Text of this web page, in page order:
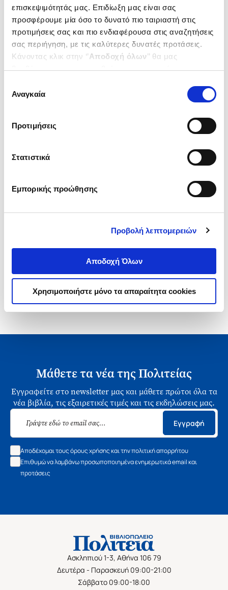
επισκεψιμότητάς μας. Επιδίωξη μας είναι σας
προσφέρουμε μία όσο το δυνατό πιο ταιριαστή στις
προτιμήσεις σας και πιο ενδιαφέρουσα στις αναζητήσεις
σας περιήγηση, με τις καλύτερες δυνατές προτάσεις.
Κάνοντας κλικ στην ‘’Αποδοχή όλων’’ θα μας
βοηθήσετε να ανταποκριθούμε στα παραπάνω.
ενδιαφέρουν και να επιλέξετε από τα παρακάτω με την
΄΄και να ενημερωθείτε σχετικά με
συγκατάθεσης
Αναγκαία
Προτιμήσεις
Στατιστικά
Εμπορικής προώθησης
Προβολή λεπτομερειών
Αποδοχή Όλων
Χρησιμοποιήστε μόνο τα απαραίτητα cookies
(0)
PARISE GOFFREDO
4 € 3
Μάθετε τα νέα της Πολιτείας
Εγγραφείτε στο newsletter μας και μάθετε πρώτοι όλα τα
νέα βιβλία, τις εξαιρετικές τιμές και τις εκδηλώσεις μας.
Εγγραφή
Αποδέχομαι τους όρους χρήσης και την πολιτική απορρήτου
Επιθυμώ να λαμβάνω προσωποποιημένα ενημερωτικά email και
προτάσεις
Ασκληπιού 1-3, Αθήνα 106 79
Δευτέρα - Παρασκευή 09:00-21:00
Σάββατο 09:00-18:00